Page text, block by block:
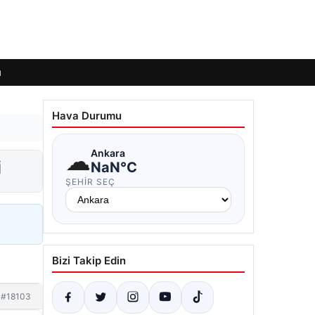
#18103
Hava Durumu
☁Ankara
NaN°C
ŞEHIR SEÇ
Bizi Takip Edin